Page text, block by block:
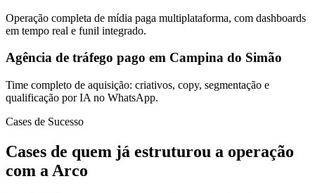
Operação completa de mídia paga multiplataforma, com dashboards
em tempo real e funil integrado.
Agência de tráfego pago em Campina do Simão
Time completo de aquisição: criativos, copy, segmentação e
qualificação por IA no WhatsApp.
Cases de Sucesso
Cases de quem já estruturou a operação
com a Arco